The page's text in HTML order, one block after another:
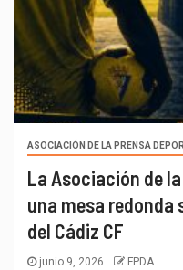
ASOCIACIÓN DE LA PRENSA
La Asociación de
una mesa redonda
del Cádiz CF
junio 9, 2026 FPDA